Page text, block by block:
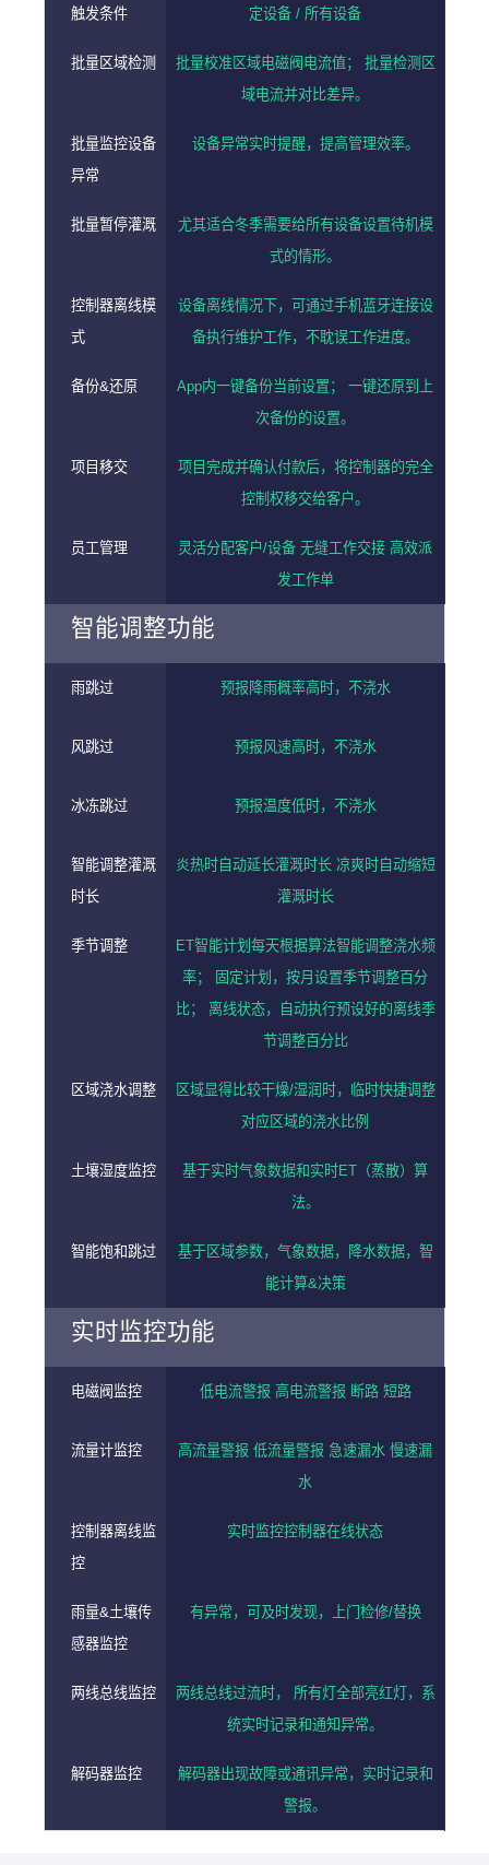
触发条件
定设备 / 所有设备
批量区域检测
批量校准区域电磁阀电流值； 批量检测区
域电流并对比差异。
批量监控设备
异常
设备异常实时提醒，提高管理效率。
批量暂停灌溉
尤其适合冬季需要给所有设备设置待机模
式的情形。
控制器离线模
式
设备离线情况下，可通过手机蓝牙连接设
备执行维护工作，不耽误工作进度。
备份&还原
App内一键备份当前设置； 一键还原到上
次备份的设置。
项目移交
项目完成并确认付款后，将控制器的完全
控制权移交给客户。
员工管理
灵活分配客户/设备 无缝工作交接 高效派
发工作单
智能调整功能
雨跳过 预报降雨概率高时，不浇水
风跳过 预报风速高时，不浇水
冰冻跳过 预报温度低时，不浇水
智能调整灌溉
时长
炎热时自动延长灌溉时长 凉爽时自动缩短
灌溉时长
季节调整
ET智能计划每天根据算法智能调整浇水频
率； 固定计划，按月设置季节调整百分
比； 离线状态，自动执行预设好的离线季
节调整百分比
区域浇水调整
区域显得比较干燥/湿润时，临时快捷调整
对应区域的浇水比例
土壤湿度监控
基于实时气象数据和实时ET（蒸散）算
法。
智能饱和跳过
基于区域参数，气象数据，降水数据，智
能计算&决策
实时监控功能
电磁阀监控 低电流警报 高电流警报 断路 短路
流量计监控
高流量警报 低流量警报 急速漏水 慢速漏
水
控制器离线监
控
实时监控控制器在线状态
雨量&土壤传
感器监控
有异常，可及时发现，上门检修/替换
两线总线监控
两线总线过流时， 所有灯全部亮红灯，系
统实时记录和通知异常。
解码器监控
解码器出现故障或通讯异常，实时记录和
警报。